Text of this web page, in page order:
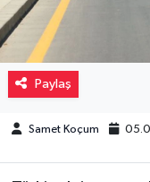
Paylaş
Samet Koçum
Resmi İlanlar
Sağlık